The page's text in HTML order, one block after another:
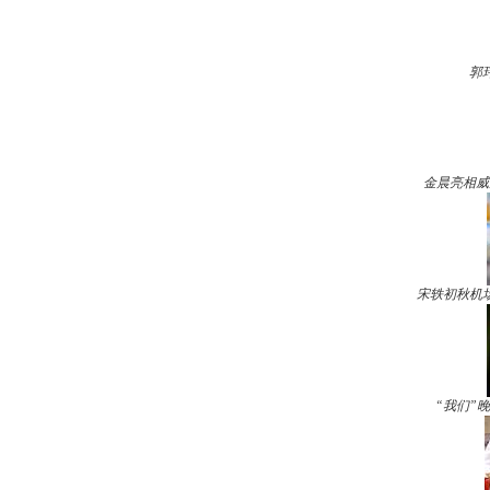
郭
金晨亮相
宋轶初秋机
“我们”